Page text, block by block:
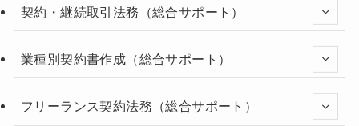
契約・継続取引法務（総合サポート）
業種別契約書作成（総合サポート）
フリーランス契約法務（総合サポート）